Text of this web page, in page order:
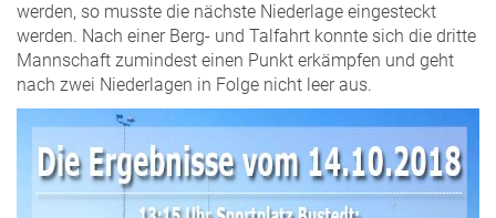
werden, so musste die nächste Niederlage eingesteckt
werden. Nach einer Berg- und Talfahrt konnte sich die dritte
Mannschaft zumindest einen Punkt erkämpfen und geht
nach zwei Niederlagen in Folge nicht leer aus.